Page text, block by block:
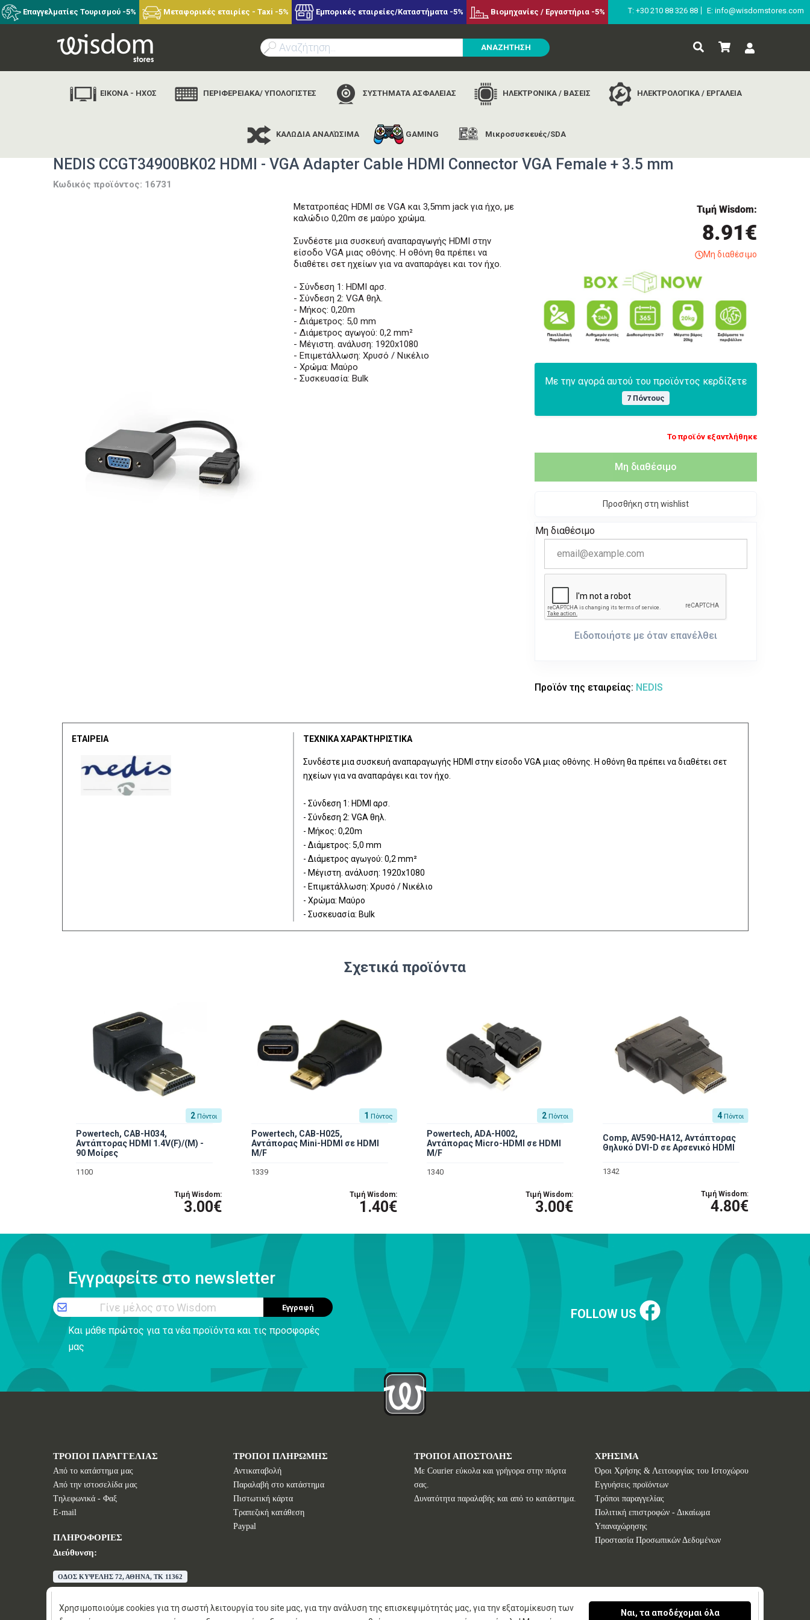
Επαγγελματίες Τουρισμού -5% Μεταφορικές εταιρίες - Taxi -5% Εμπορικές εταιρείες/Καταστήματα -5% Βιομηχανίες / Εργαστήρια -5% Τ: +30 210 88 326 88 E: info@wisdomstores.com
ΑΝΑΖΗΤΗΣΗ
ΕΙΚΟΝΑ - ΗΧΟΣ ΠΕΡΙΦΕΡΕΙΑΚΑ/ ΥΠΟΛΟΓΙΣΤΕΣ ΣΥΣΤΗΜΑΤΑ ΑΣΦΑΛΕΙΑΣ ΗΛΕΚΤΡΟΝΙΚΑ / ΒΑΣΕΙΣ ΗΛΕΚΤΡΟΛΟΓΙΚΑ / ΕΡΓΑΛΕΙΑ
ΚΑΛΩΔΙΑ ΑΝΑΛΏΣΙΜΑ GAMING Μικροσυσκευές/SDA
εταιρίες nedis nedis ccgt34900bk02 hdmi - vga adapter cable hdmi connector vga female + 3.5 mm
NEDIS CCGT34900BK02 HDMI - VGA Adapter Cable HDMI Connector VGA Female + 3.5 mm
Κωδικός προϊόντος: 16731
Μετατροπέας HDMI σε VGA και 3,5mm jack για ήχο, με
καλώδιο 0,20m σε μαύρο χρώμα.
Συνδέστε μια συσκευή αναπαραγωγής HDMI στην
είσοδο VGA μιας οθόνης. Η οθόνη θα πρέπει να
διαθέτει σετ ηχείων για να αναπαράγει και τον ήχο.
- Σύνδεση 1: HDMI αρσ.
- Σύνδεση 2: VGA θηλ.
- Μήκος: 0,20m
- Διάμετρος: 5,0 mm
- Διάμετρος αγωγού: 0,2 mm²
- Μέγιστη. ανάλυση: 1920x1080
- Επιμετάλλωση: Χρυσό / Νικέλιο
- Χρώμα: Μαύρο
- Συσκευασία: Bulk
Τιμή Wisdom:
8.91€
Μη διαθέσιμο
Με την αγορά αυτού του προϊόντος κερδίζετε
7 Πόντους
Το προϊόν εξαντλήθηκε
Μη διαθέσιμο
Προσθήκη στη wishlist
Μη διαθέσιμο
Ειδοποιήστε με όταν επανέλθει
Προϊόν της εταιρείας: NEDIS
ΕΤΑΙΡΕΙΑ ΤΕΧΝΙΚΑ ΧΑΡΑΚΤΗΡΙΣΤΙΚΑ
Συνδέστε μια συσκευή αναπαραγωγής HDMI στην είσοδο VGA μιας οθόνης. Η οθόνη θα πρέπει να διαθέτει σετ
ηχείων για να αναπαράγει και τον ήχο.
- Σύνδεση 1: HDMI αρσ.
- Σύνδεση 2: VGA θηλ.
- Μήκος: 0,20m
- Διάμετρος: 5,0 mm
- Διάμετρος αγωγού: 0,2 mm²
- Μέγιστη. ανάλυση: 1920x1080
- Επιμετάλλωση: Χρυσό / Νικέλιο
- Χρώμα: Μαύρο
- Συσκευασία: Bulk
Σχετικά προϊόντα
2 Πόντοι
Powertech, CAB-H034,
Αντάπτορας HDMI 1.4V(F)/(M) -
90 Μοίρες
1100
Τιμή Wisdom:
3.00€
1 Πόντος
Powertech, CAB-H025,
Αντάπoρας Mini-HDMI σε HDMI
M/F
1339
Τιμή Wisdom:
1.40€
2 Πόντοι
Powertech, ADA-H002,
Αντάπoρας Micro-HDMI σε HDMI
M/F
1340
Τιμή Wisdom:
3.00€
4 Πόντοι
Comp, AV590-HA12, Αντάπτορας
Θηλυκό DVI-D σε Αρσενικό HDMI
1342
Τιμή Wisdom:
4.80€
Εγγραφείτε στο newsletter
Γίνε μέλος στο Wisdom Εγγραφή
Και μάθε πρώτος για τα νέα προϊόντα και τις προσφορές
μας
FOLLOW US
ΤΡΟΠΟΙ ΠΑΡΑΓΓΕΛΙΑΣ
Από το κατάστημα μας
Από την ιστοσελίδα μας
Tηλεφωνικά - Φαξ
E-mail
ΠΛΗΡΟΦΟΡΙΕΣ
Διεύθυνση:
ΟΔΟΣ ΚΥΨΕΛΗΣ 72, ΑΘΗΝΑ, TK 11362
Τηλέφωνο: +30 210 88 326 88
ΤΡΟΠΟΙ ΠΛΗΡΩΜΗΣ
Αντικαταβολή
Παραλαβή στο κατάστημα
Πιστωτική κάρτα
Τραπεζική κατάθεση
Paypal
ΤΡΟΠΟΙ ΑΠΟΣΤΟΛΗΣ
Με Courier εύκολα και γρήγορα στην πόρτα
σας.
Δυνατότητα παραλαβής και από το κατάστημα.
ΧΡΗΣΙΜΑ
Όροι Χρήσης & Λειτουργίας του Ιστοχώρου
Εγγυήσεις προϊόντων
Τρόποι παραγγελίας
Πολιτική επιστροφών - Δικαίωμα
Υπαναχώρησης
Προστασία Προσωπικών Δεδομένων
Χρησιμοποιούμε cookies για τη σωστή λειτουργία του site μας, για την ανάλυση της επισκεψιμότητάς μας, για την εξατομίκευση των
Ναι, τα αποδέχομαι όλα